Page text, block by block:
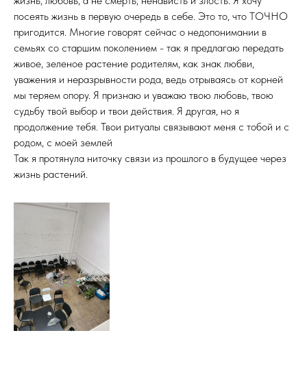
посеять жизнь в первую очередь в себе. Это то, что ТОЧНО
пригодится. Многие говорят сейчас о недопонимании в
семьях со старшим поколением - так я предлагаю передать
живое, зеленое растение родителям, как знак любви,
уважения и неразрывности рода, ведь отрываясь от корней
мы теряем опору. Я признаю и уважаю твою любовь, твою
судьбу твой выбор и твои действия. Я другая, но я
продолжение тебя. Твои ритуалы связывают меня с тобой и с
родом, с моей землей
Так я протянула ниточку связи из прошлого в будущее через
жизнь растений.